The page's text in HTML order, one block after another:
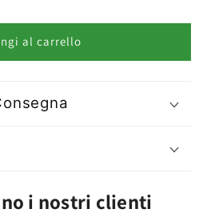
al carrello
i nostri clienti